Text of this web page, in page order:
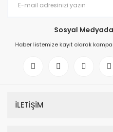
Sosyal
Haber listemize kayıt olarak
İLETİŞİM